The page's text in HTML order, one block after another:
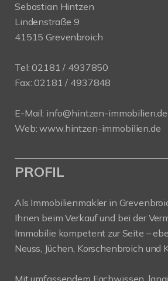
Sebastian Hintzen
Lindenstraße 9
41515 Grevenbroich
Tel:02181 / 4937850
Fax: 02181 / 4937848
E-Mail: info@hintzen-immobilien.de
Web:www.hintzen-immobilien.de
PROFIL
Als Immobilienmakler in
Ihnen beim Verkauf und bei der
Immobilie kompetent zur Seite –
Neuss, Jüchen, Korschenbroich und
Mit umfassendem Fachwissen,